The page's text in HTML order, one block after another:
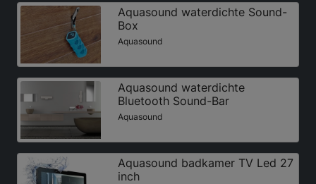
Aquasound waterdichte Sound-
Box
Aquasound
Aquasound waterdichte
Bluetooth Sound-Bar
Aquasound
Aquasound badkamer TV Led 27
inch